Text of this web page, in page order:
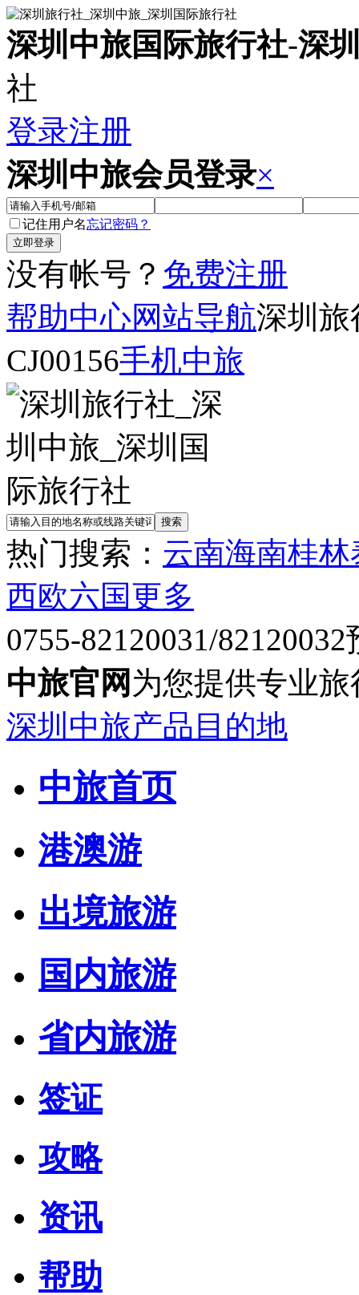
深圳中旅国际旅行社-深
社
登录注册
深圳中旅会员登录×
记住用户名忘记密码？
没有帐号？ 免费注册
帮助中心网站导航深圳旅
CJ00156手机中旅
热门搜索： 云南海南桂林
西欧六国更多
0755-82120031/82120032
中旅官网 为您提供专业
深圳中旅产品目的地
中旅首页
港澳游
出境旅游
国内旅游
省内旅游
签证
攻略
资讯
帮助